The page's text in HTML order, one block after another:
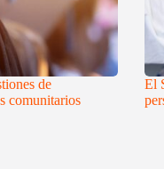
de
comunitarios
El